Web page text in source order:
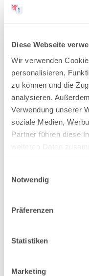
Diese Webseite
Wir verwenden
personalisieren,
zu können und die
analysieren.
Verwendung unserer
soziale Medien,
Partner führen diese
weiteren Daten
haben oder die sie im
Notwendig
Präferenzen
Statistiken
Marketing
2021
2020
2019
2018